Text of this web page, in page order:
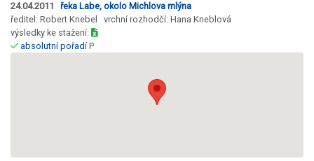
24.04.2011 řeka Labe, okolo Michlova mlýna
ředitel: Robert Knebel vrchní rozhodčí: Hana Kneblová
výsledky ke stažení:
absolutní pořadíP